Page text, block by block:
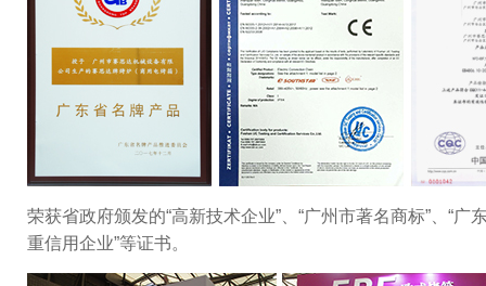
荣获省政府颁发的“高新技术企业”、“广州市著名商标”、“广
重信用企业”等证书。